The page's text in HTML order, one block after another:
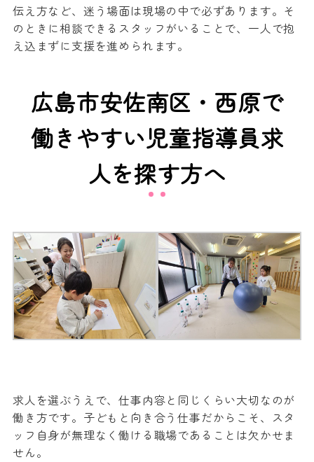
伝え方など、迷う場面は現場の中で必ずあります。そ
のときに相談できるスタッフがいることで、一人で抱
え込まずに支援を進められます。
広島市安佐南区・西原で
働きやすい児童指導員求
人を探す方へ
求人を選ぶうえで、仕事内容と同じくらい大切なのが
働き方です。子どもと向き合う仕事だからこそ、スタ
ッフ自身が無理なく働ける職場であることは欠かせま
せん。